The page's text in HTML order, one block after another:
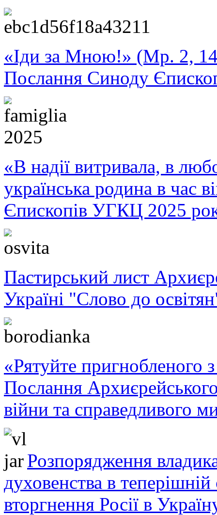
«Іди за Мною!» (Мр. 2,
Послання Синоду
«В надії витривала, в
українська родина в час
Єпископів УГКЦ 2025
Пастирський лист
Україні "Слово до
«Рятуйте пригнобленого
Послання
війни та справедливого
Розпорядження
духовенства в теперішній
вторгнення Росії в